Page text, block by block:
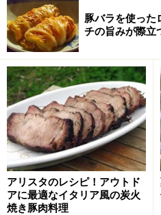
豚バラを使った
チの旨みが際立
アリスタのレシピ！アウトド
アに最適なイタリア風の炭火
焼き豚肉料理